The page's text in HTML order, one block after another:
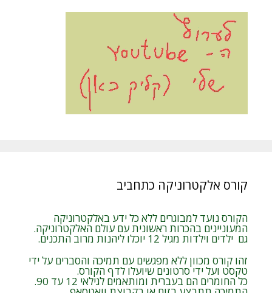
קורס אלקטרוניקה כתחביב
הקורס נועד למבוגרים ללא כל ידע באלקטרוניקה
המעוניינים בהכרות ראשונית עם עולם האלקטרוניקה.
גם ילדים וילדות מגיל 12 יוכלו ליהנות מרוב התכנים.
זהו קורס מכוון ללא מפגשים עם תמיכה והסברים על ידי
טקסט ועל ידי סרטונים שיועלו לדף הקורס.
כל החומרים הם בעברית ומותאמים לגילאי 12 עד 90.